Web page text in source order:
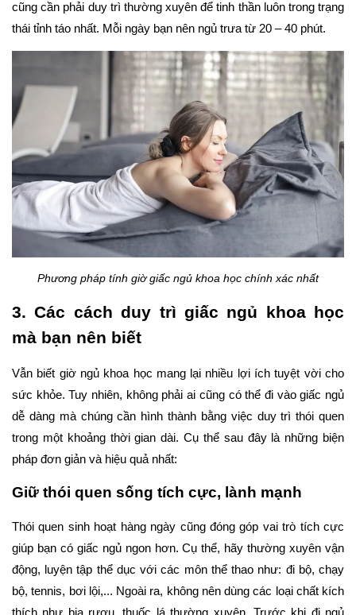
cũng cần phải duy trì thường xuyên để tinh thần luôn trong trạng
thái tỉnh táo nhất. Mỗi ngày bạn nên ngủ trưa từ 20 – 40 phút.
Phương pháp tính giờ giấc ngủ khoa học chính xác nhất
3. Các cách duy trì giấc ngủ khoa học
mà bạn nên biết
Vẫn biết giờ ngủ khoa học mang lại nhiều lợi ích tuyệt vời cho
sức khỏe. Tuy nhiên, không phải ai cũng có thể đi vào giấc ngủ
dễ dàng mà chúng cần hình thành bằng việc duy trì thói quen
trong một khoảng thời gian dài. Cụ thể sau đây là những biện
pháp đơn giản và hiệu quả nhất:
Giữ thói quen sống tích cực, lành mạnh
Thói quen sinh hoạt hàng ngày cũng đóng góp vai trò tích cực
giúp bạn có giấc ngủ ngon hơn. Cụ thể, hãy thường xuyên vận
động, luyện tập thể dục với các môn thể thao như: đi bộ, chạy
bộ, tennis, bơi lội,... Ngoài ra, không nên dùng các loại chất kích